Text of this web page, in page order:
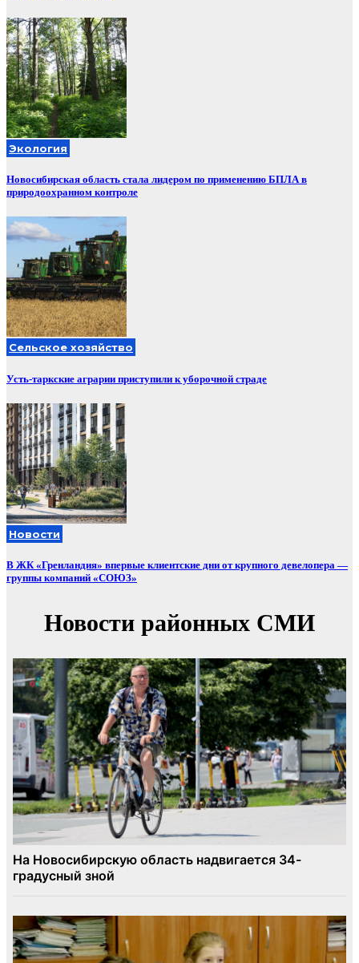
Экология
Новосибирская область стала лидером по применению БПЛА в
природоохранном контроле
Сельское хозяйство
Усть-таркские аграрии приступили к уборочной страде
Новости
В ЖК «Гренландия» впервые клиентские дни от крупного девелопера —
группы компаний «СОЮЗ»